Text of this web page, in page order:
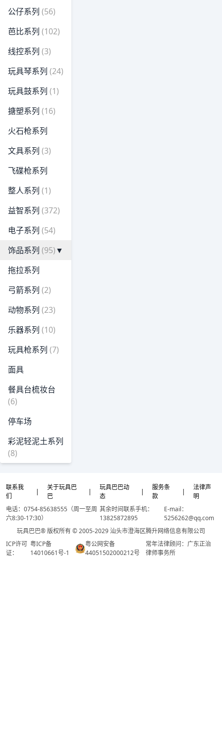
公仔系列 (56)
芭比系列 (102)
线控系列 (3)
玩具琴系列 (24)
玩具鼓系列 (1)
搪塑系列 (16)
火石枪系列
文具系列 (3)
飞碟枪系列
整人系列 (1)
益智系列 (372)
电子系列 (54)
饰品系列 (95)▼
拖拉系列
弓箭系列 (2)
动物系列 (23)
乐器系列 (10)
玩具枪系列 (7)
面具
餐具台梳妆台
(6)
停车场
彩泥轻泥土系列
(8)
联系我
们
|
关于玩具巴
巴
|
玩具巴巴动
态
|
服务条
款
|
法律声
明
电话：0754-85638555（周一至周
六8:30-17:30）
其余时间联系手机：
13825872895
E-mail：
5256262@qq.com
玩具巴巴® 版权所有 © 2005-2029 汕头市澄海区腾升网络信息有限公司
ICP许可
证：
粤ICP备
14010661号-1
粤公网安备
44051502000212号
常年法律顾问：广东正治
律师事务所